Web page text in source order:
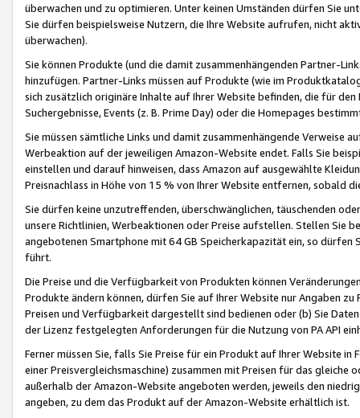
überwachen und zu optimieren. Unter keinen Umständen dürfen Sie
Sie dürfen beispielsweise Nutzern, die Ihre Website aufrufen, nicht
überwachen).
Sie können Produkte (und die damit zusammenhängenden Partner-
hinzufügen. Partner-Links müssen auf Produkte (wie im
sich zusätzlich originäre Inhalte auf Ihrer Website befinden, die für
Suchergebnisse, Events (z. B. Prime Day) oder die Homepages
Sie müssen sämtliche Links und damit zusammenhängende
Werbeaktion auf der jeweiligen Amazon-Website endet. Falls Sie
einstellen und darauf hinweisen, dass Amazon auf ausgewählte
Preisnachlass in Höhe von 15 % von Ihrer Website entfernen, sobald
Sie dürfen keine unzutreffenden, überschwänglichen, täuschenden
unsere Richtlinien, Werbeaktionen oder Preise aufstellen. Stellen Sie
angebotenen Smartphone mit 64 GB Speicherkapazität ein, so dürfen
führt.
Die Preise und die Verfügbarkeit von Produkten können
Produkte ändern können, dürfen Sie auf Ihrer Website nur Angaben
Preisen und Verfügbarkeit dargestellt sind bedienen oder (b) Sie
der Lizenz festgelegten Anforderungen für die Nutzung von PA API
Ferner müssen Sie, falls Sie Preise für ein Produkt auf Ihrer Website
einer Preisvergleichsmaschine) zusammen mit Preisen für das
außerhalb der Amazon-Website angeboten werden, jeweils den
angeben, zu dem das Produkt auf der Amazon-Website erhältlich ist.